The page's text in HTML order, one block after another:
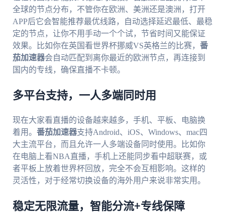
全球的节点分布，不管你在欧洲、美洲还是澳洲，打开
APP后它会智能推荐最优线路，自动选择延迟最低、最稳
定的节点，让你不用手动一个个试，节省时间又能保证
效果。比如你在英国看世界杯挪威VS英格兰的比赛， 番
茄加速器会自动匹配到离你最近的欧洲节点，再连接到
国内的专线，确保直播不卡顿。
多平台支持，一人多端同时用
现在大家看直播的设备越来越多，手机、平板、电脑换
着用。 番茄加速器支持Android、iOS、Windows、mac四
大主流平台，而且允许一人多端设备同时使用。比如你
在电脑上看NBA直播，手机上还能同步看中超联赛，或
者平板上放着世界杯回放，完全不会互相影响。这样的
灵活性，对于经常切换设备的海外用户来说非常实用。
稳定无限流量，智能分流+专线保障